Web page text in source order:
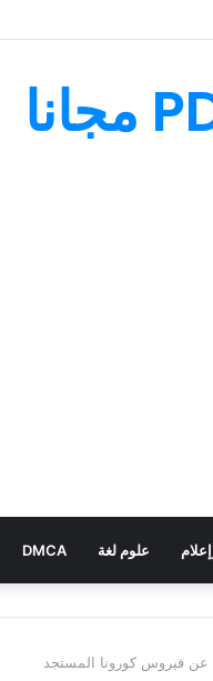
علوم لغة DMCA
عن فيروس كورونا المستجد